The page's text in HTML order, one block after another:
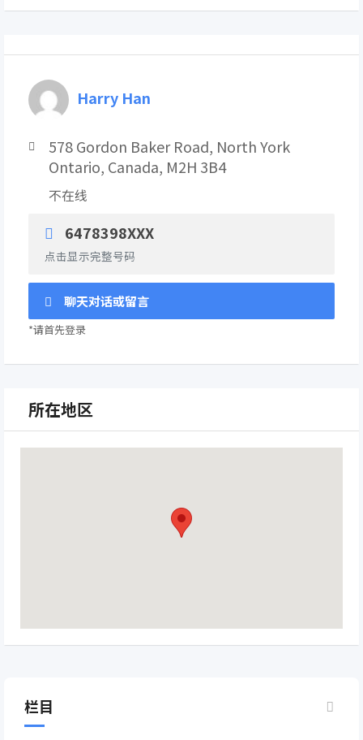
Harry Han
578 Gordon Baker Road, North York
Ontario, Canada, M2H 3B4
不在线
6478398XXX
点击显示完整号码
聊天对话或留言
*请首先登录
所在地区
栏目